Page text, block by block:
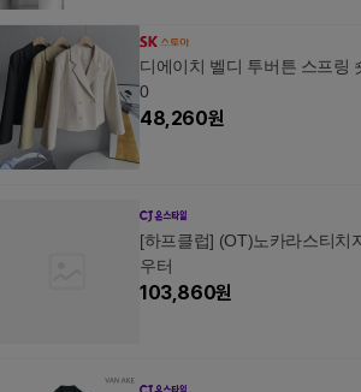
디에이치 벨디 투버튼 스프링
0
48,260원
[하프클럽] (OT)노카라스티치
우터
103,860원